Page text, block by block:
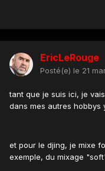
EricLeRouge
Posté(e) le 21
tant que je suis ici, je
dans mes autres hobbys
et pour le djing, je mixe
exemple, du mixage